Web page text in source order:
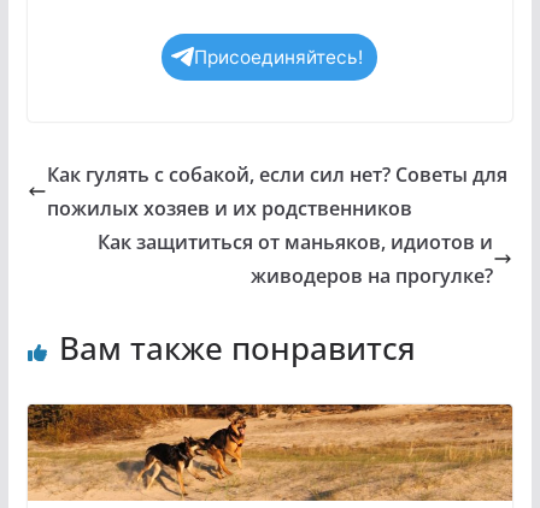
Присоединяйтесь!
Как гулять с собакой, если сил нет? Советы для
пожилых хозяев и их родственников
Как защититься от маньяков, идиотов и
живодеров на прогулке?
Вам также понравится